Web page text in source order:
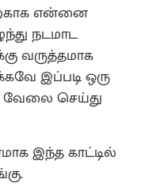
என்னை
நடமாட
வருத்தமாக
இப்படி ஒரு
வேலை செய்து
இந்த காட்டில்